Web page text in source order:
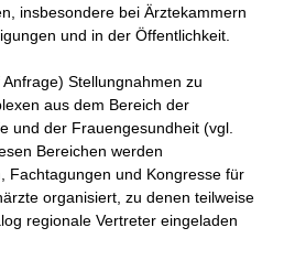
insbesondere bei Ärztekammern
und in der Öffentlichkeit.
Stellungnahmen zu
aus dem Bereich der
und der Frauengesundheit (vgl.
Bereichen werden
Fachtagungen und Kongresse für
organisiert, zu denen teilweise
regionale Vertreter eingeladen